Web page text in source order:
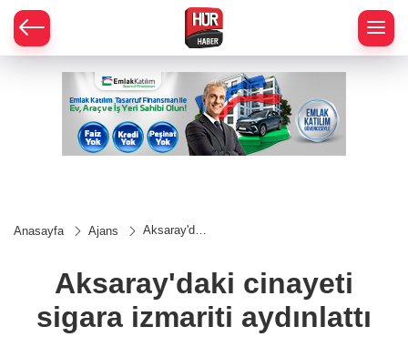
Anasayfa Ajans
Aksaray'daki
izmariti
aydınlattı
Aksaray'daki cinayeti
sigara izmariti aydınlattı